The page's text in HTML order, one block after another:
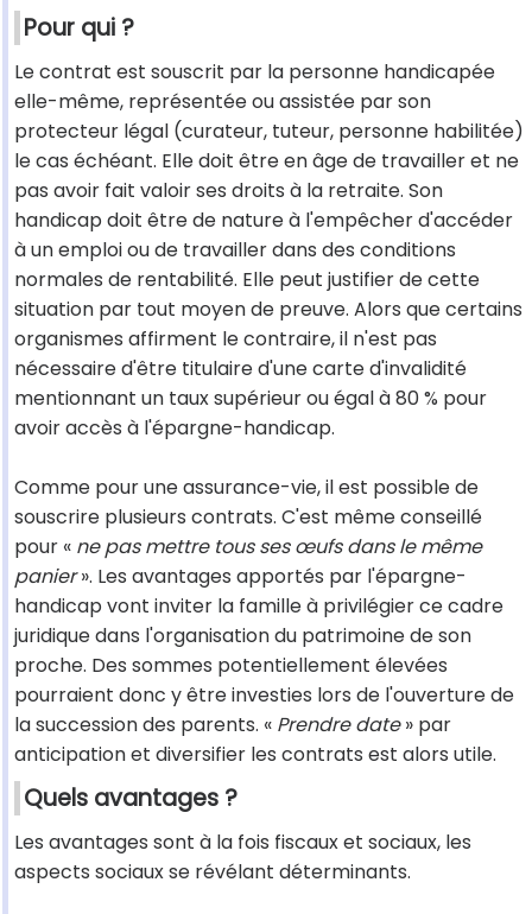
Pour qui ?
Le contrat est souscrit par la personne handicapée
elle-même, représentée ou assistée par son
protecteur légal (curateur, tuteur, personne habilitée)
le cas échéant. Elle doit être en âge de travailler et ne
pas avoir fait valoir ses droits à la retraite. Son
handicap doit être de nature à l'empêcher d'accéder
à un emploi ou de travailler dans des conditions
normales de rentabilité. Elle peut justifier de cette
situation par tout moyen de preuve. Alors que certains
organismes affirment le contraire, il n'est pas
nécessaire d'être titulaire d'une carte d'invalidité
mentionnant un taux supérieur ou égal à 80 % pour
avoir accès à l'épargne-handicap.
Comme pour une assurance-vie, il est possible de
souscrire plusieurs contrats. C'est même conseillé
pour « ne pas mettre tous ses œufs dans le même
panier». Les avantages apportés par l'épargne-
handicap vont inviter la famille à privilégier ce cadre
juridique dans l'organisation du patrimoine de son
proche. Des sommes potentiellement élevées
pourraient donc y être investies lors de l'ouverture de
la succession des parents. « Prendre date» par
anticipation et diversifier les contrats est alors utile.
Quels avantages ?
Les avantages sont à la fois fiscaux et sociaux, les
aspects sociaux se révélant déterminants.